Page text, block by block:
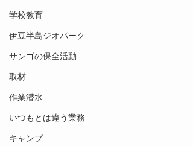
学校教育
伊豆半島ジオパーク
サンゴの保全活動
取材
作業潜水
いつもとは違う業務
キャンプ